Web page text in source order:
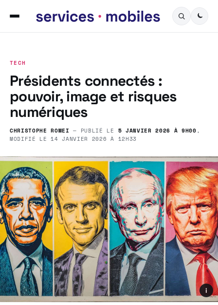
TECH
Présidents connectés :
pouvoir, image et risques
numériques
CHRISTOPHE ROMEI — PUBLIÉ LE 5 JANVIER 2026 À 9H00,
MODIFIÉ LE14 JANVIER 2026 À 12H33
i